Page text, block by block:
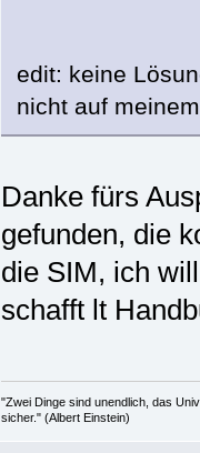
edit: keine
nicht auf
Danke fürs
gefunden, die
die SIM, ich
schafft lt
"Zwei Dinge sind unendlich, das
sicher." (Albert Einstein)